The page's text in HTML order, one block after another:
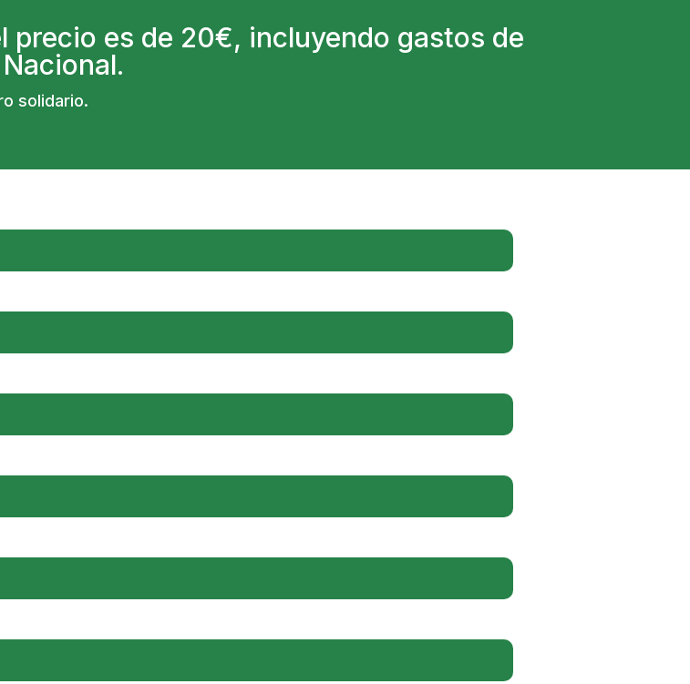
precio es de 20€, incluyendo gastos de
solidario.